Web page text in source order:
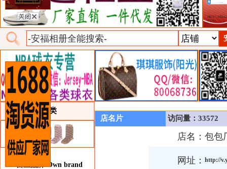
类目详细分类
自主品牌-Own brand
店名片 访问量：33572
店名： 包包
网址： http://